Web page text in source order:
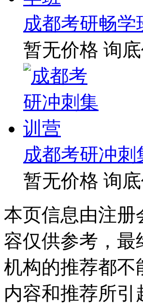
成都考研畅学
暂无价格 询
成都考研冲刺
暂无价格 询
本页信息由注册
容仅供参考，
机构的推荐都不
内容和推荐所